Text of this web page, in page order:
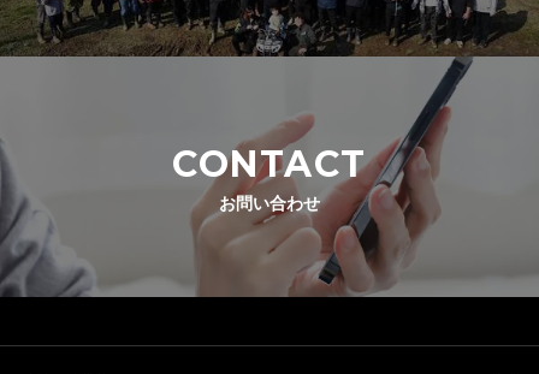
CONTACT
お問い合わせ